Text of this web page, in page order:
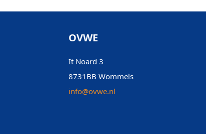
OVWE
It Noard 3
8731BB Wommels
info@ovwe.nl